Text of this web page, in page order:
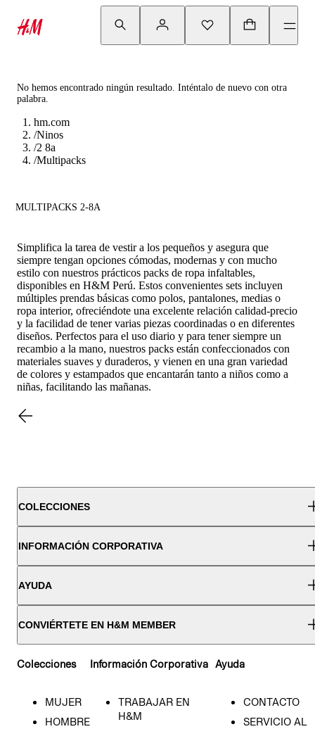
No hemos encontrado ningún resultado. Inténtalo de nuevo con otra
palabra.
hm.com
/Ninos
/2 8a
/Multipacks
MULTIPACKS 2-8A
Simplifica la tarea de vestir a los pequeños y asegura que
siempre tengan opciones cómodas, modernas y con mucho
estilo con nuestros prácticos packs de ropa infaltables,
disponibles en H&M Perú. Estos convenientes sets incluyen
múltiples prendas básicas como polos, pantalones, medias o
ropa interior, ofreciéndote una excelente relación calidad-precio
y la facilidad de tener varias piezas coordinadas o en diferentes
diseños. Perfectos para el uso diario y para tener siempre un
recambio a la mano, nuestros packs están confeccionados con
materiales suaves y duraderos, y vienen en una gran variedad
de colores y estampados que encantarán tanto a niños como a
niñas, facilitando las mañanas.
COLECCIONES
INFORMACIÓN CORPORATIVA
AYUDA
CONVIÉRTETE EN H&M MEMBER
Colecciones
MUJER
HOMBRE
Información Corporativa
TRABAJAR EN
H&M
Ayuda
CONTACTO
SERVICIO AL